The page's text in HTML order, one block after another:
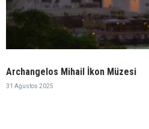
Archangelos Mihail İkon Müzesi
31 Ağustos 2025